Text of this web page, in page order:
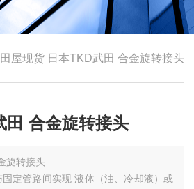
屋现货 日本TKD武田 合金旋转接头
田 合金旋转接头
旋转接头
定管路间实现 ‌液体（油、冷却液）或